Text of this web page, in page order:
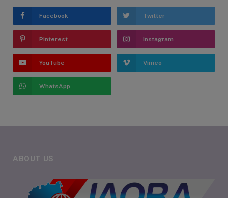
Facebook Twitter
Pinterest Instagram
YouTube Vimeo
WhatsApp
ABOUT US